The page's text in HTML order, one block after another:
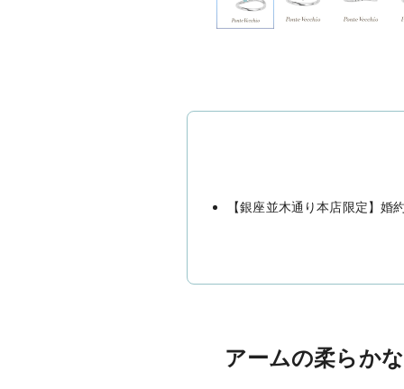
【銀座並木通り本店限定】
アームの柔らか